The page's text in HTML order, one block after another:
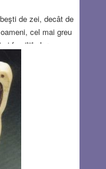
de zei, decât de
cel mai greu
familiile lor au
eviţi sau să le
i-am admirat şi aş
împreună cu
facut din Clujul
şi este şi